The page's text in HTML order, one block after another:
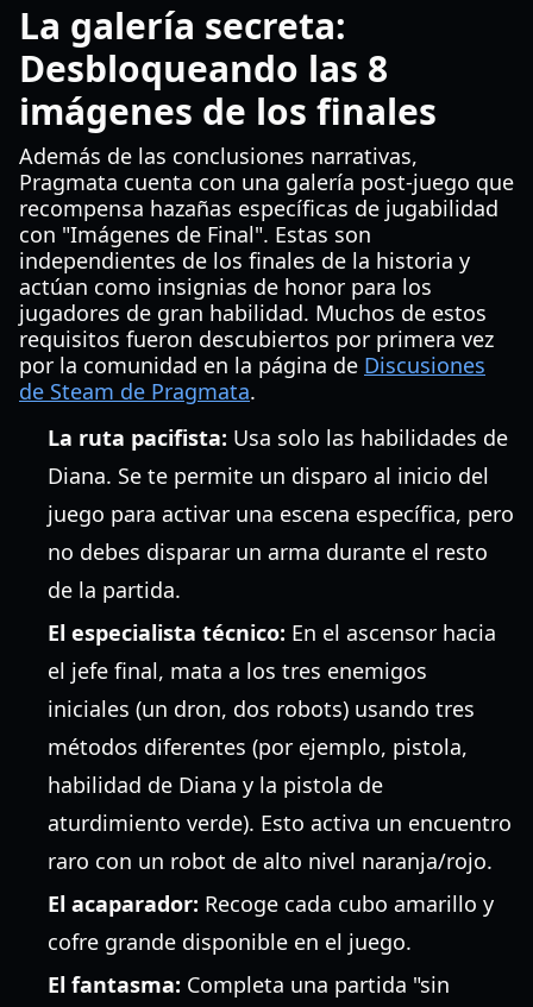
La galería secreta:
Desbloqueando las 8
imágenes de los finales
Además de las conclusiones narrativas,
Pragmata cuenta con una galería post-juego que
recompensa hazañas específicas de jugabilidad
con "Imágenes de Final". Estas son
independientes de los finales de la historia y
actúan como insignias de honor para los
jugadores de gran habilidad. Muchos de estos
requisitos fueron descubiertos por primera vez
por la comunidad en la página de Discusiones
de Steam de Pragmata.
La ruta pacifista: Usa solo las habilidades de
Diana. Se te permite un disparo al inicio del
juego para activar una escena específica, pero
no debes disparar un arma durante el resto
de la partida.
El especialista técnico: En el ascensor hacia
el jefe final, mata a los tres enemigos
iniciales (un dron, dos robots) usando tres
métodos diferentes (por ejemplo, pistola,
habilidad de Diana y la pistola de
aturdimiento verde). Esto activa un encuentro
raro con un robot de alto nivel naranja/rojo.
El acaparador: Recoge cada cubo amarillo y
cofre grande disponible en el juego.
El fantasma: Completa una partida "sin